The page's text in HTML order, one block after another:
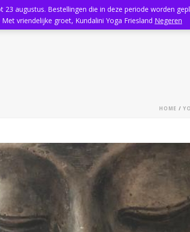
Aanbod Kundalini Yoga Massage Rooster
HOME /
augustus. Bestellingen die in deze periode worden
Met vriendelijke groet, Kundalini Yoga Friesland Negeren